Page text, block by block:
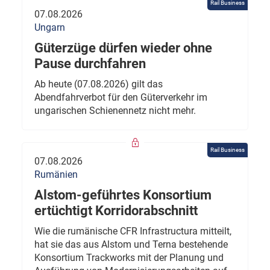
Rail Business
07.08.2026
Ungarn
Güterzüge dürfen wieder ohne
Pause durchfahren
Ab heute (07.08.2026) gilt das
Abendfahrverbot für den Güterverkehr im
ungarischen Schienennetz nicht mehr.
Rail Business
07.08.2026
Rumänien
Alstom-geführtes Konsortium
ertüchtigt Korridorabschnitt
Wie die rumänische CFR Infrastructura mitteilt,
hat sie das aus Alstom und Terna bestehende
Konsortium Trackworks mit der Planung und